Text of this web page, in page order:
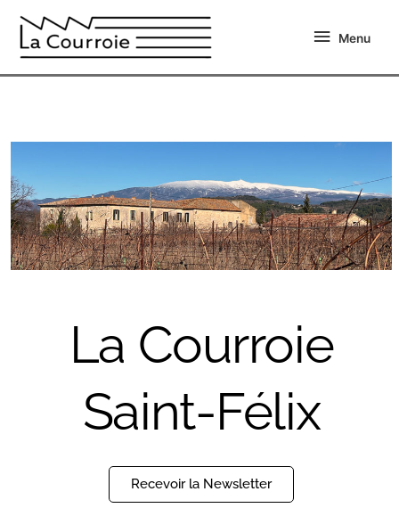
contenu
Menu
La Courroie
Saint-Félix
Recevoir la Newsletter